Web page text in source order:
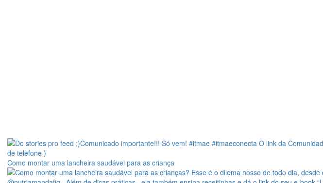
Como montar uma lancheira saudável para as criança